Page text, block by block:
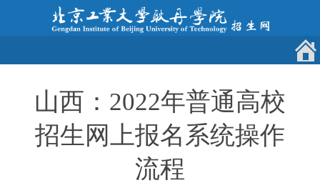
山西：2022年普通高校
招生网上报名系统操作
流程